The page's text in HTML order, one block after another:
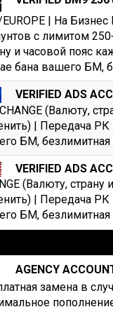
EUROPE | На
с лимитом
и часовой пояс
бана вашего БМ,
VERIFIED ADS
(Валюту,
| Передача
БМ,
VERIFIED ADS
(Валюту,
| Передача
БМ,
AGENCY
замена в
Всего позиций в
Всего товара в корзине